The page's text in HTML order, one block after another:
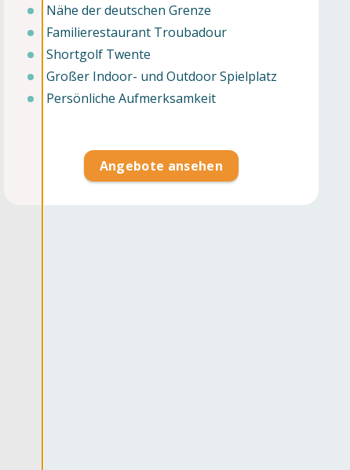
Nähe der deutschen Grenze
Familierestaurant Troubadour
Shortgolf Twente
Großer Indoor- und Outdoor Spielplatz
Persönliche Aufmerksamkeit
Angebote ansehen